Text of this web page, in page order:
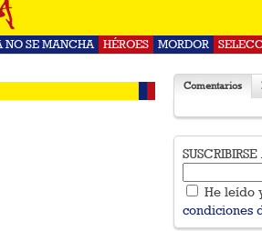
NO SE MANCHA HÉROES MORDOR
Comentarios
He leído
condiciones